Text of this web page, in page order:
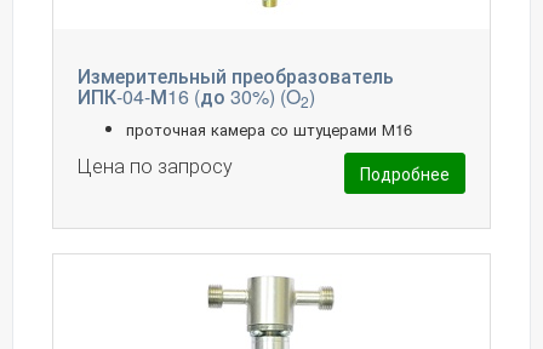
Измерительный преобразователь
ИПК-04-М16 (до 30%) (O2)
проточная камера со штуцерами М16
Цена по запросу Подробнее